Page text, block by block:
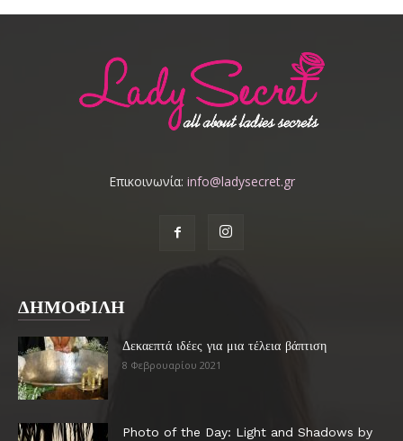
Επικοινωνία: info@ladysecret.gr
ΔΗΜΟΦΙΛΗ
Δεκαεπτά ιδέες για μια τέλεια βάπτιση
8 Φεβρουαρίου 2021
Photo of the Day: Light and Shadows by